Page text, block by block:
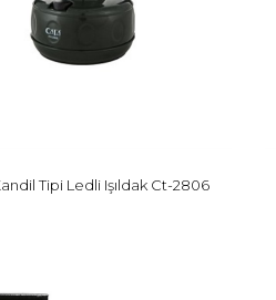
Tipi Ledli Işıldak Ct-2806